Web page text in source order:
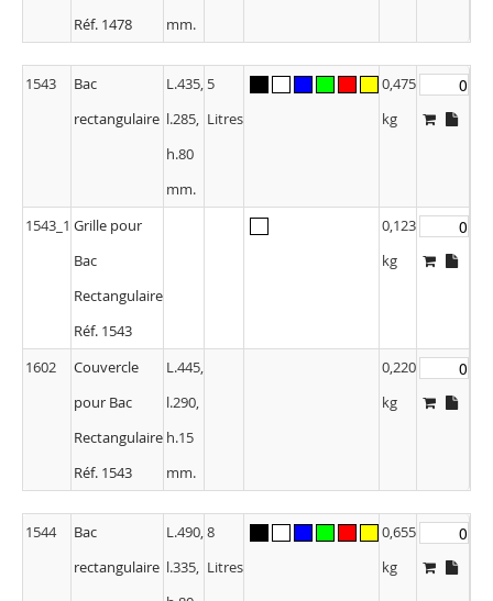
Réf. 1478
mm.
1543
Bac
rectangulaire
L.435,
l.285,
h.80
mm.
5
Litres
0,475
kg
1543_1 Grille pour
Bac
Rectangulaire
Réf. 1543
0,123
kg
1602
Couvercle
pour Bac
Rectangulaire
Réf. 1543
L.445,
l.290,
h.15
mm.
0,220
kg
1544
Bac
rectangulaire
L.490,
l.335,
8
Litres
0,655
kg